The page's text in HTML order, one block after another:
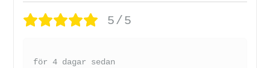
5/5
för 4 dagar sedan